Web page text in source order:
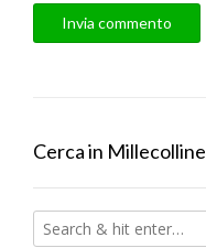
Cerca in Millecolline